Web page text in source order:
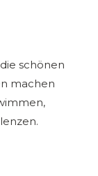
schönen
machen